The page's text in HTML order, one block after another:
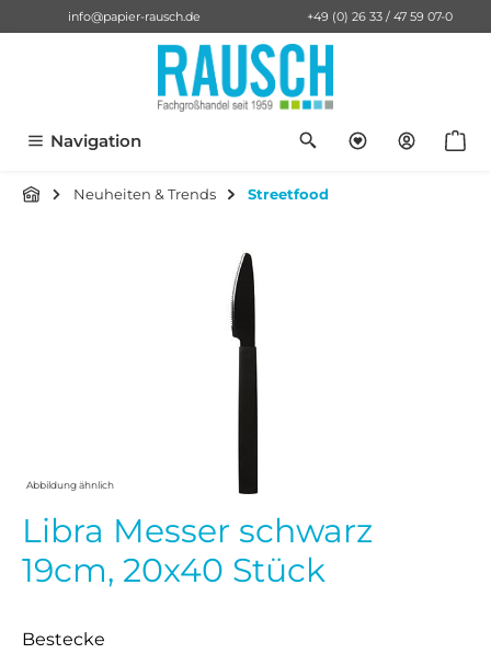
springen
info@papier-rausch.de +49 (0) 26 33 / 47 59 07-0
Navigation Du hast 0
Neuheiten & Trends Streetfood
Bildergalerie überspringen
Abbildung ähnlich
Libra Messer schwarz
19cm, 20x40 Stück
Bestecke